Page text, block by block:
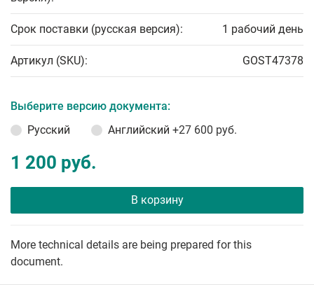
Срок поставки (русская версия): 1 рабочий день
Артикул (SKU): GOST47378
Выберите версию документа:
Русский
Английский +27 600 руб.
1 200 руб.
В корзину
More technical details are being prepared for this
document.